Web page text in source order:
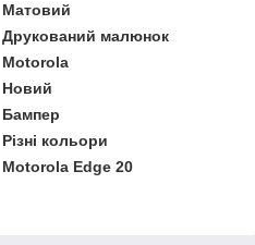
Матовий
Друкований малюнок
Motorola
Новий
Бампер
Різні кольори
Motorola Edge 20